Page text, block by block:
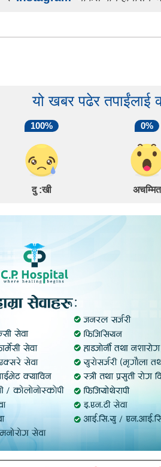
यो खबर पढेर
100%
दु :खी
0%
अचम्मित